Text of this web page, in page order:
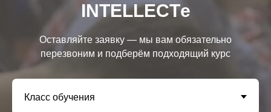
INTELLECTе
Оставляйте заявку — мы вам обязательно
перезвоним и подберём подходящий курс